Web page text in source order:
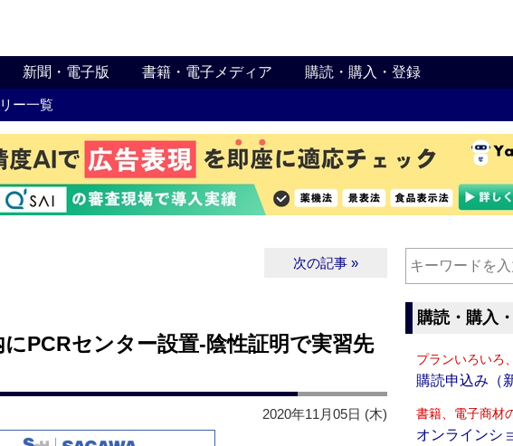
新聞・電子版 書籍・電子メディア 購読・購入・登録
ー一覧
次の記事 »
にPCRセンター設置‐陰性証明で実習先
2020年11月05日 (木)
購読・購入
プランいろいろ
購読申込み（
書籍、電子商材
オンラインシ